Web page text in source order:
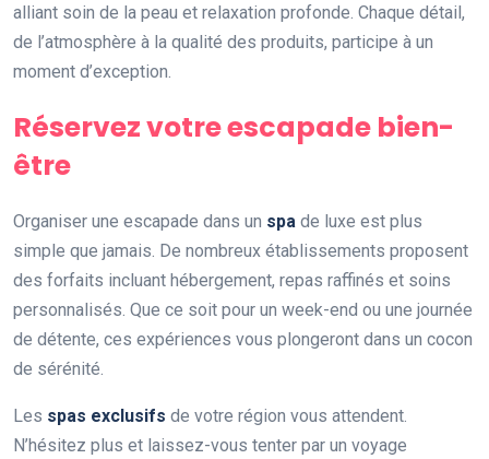
alliant soin de la peau et relaxation profonde. Chaque détail,
de l’atmosphère à la qualité des produits, participe à un
moment d’exception.
Réservez votre escapade bien-
être
Organiser une escapade dans un spa de luxe est plus
simple que jamais. De nombreux établissements proposent
des forfaits incluant hébergement, repas raffinés et soins
personnalisés. Que ce soit pour un week-end ou une journée
de détente, ces expériences vous plongeront dans un cocon
de sérénité.
Les spas exclusifs de votre région vous attendent.
N’hésitez plus et laissez-vous tenter par un voyage